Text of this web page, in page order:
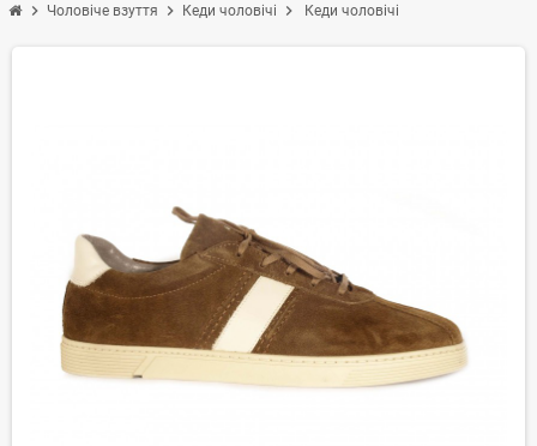
chevron_right Чоловіче взуття chevron_right Кеди чоловічі chevron_right Кеди чоловічі